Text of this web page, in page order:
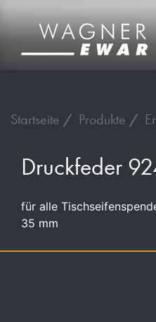
Startseite Produkte
Druckfeder
für alle
35 mm